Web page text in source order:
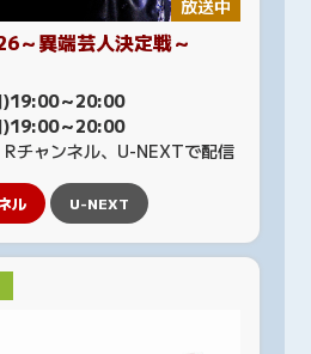
放送中
～異端芸人決定戦～
)19:00～20:00
)19:00～20:00
チャンネル、U-NEXTで配信
ル U-NEXT